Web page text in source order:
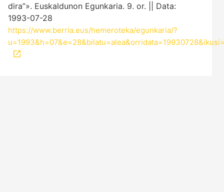
dira”». Euskaldunon Egunkaria. 9. or. || Data:
1993-07-28
https://www.berria.eus/hemeroteka/egunkaria/?